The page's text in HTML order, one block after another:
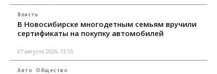
Власть
В Новосибирске многодетным семьям вручили
сертификаты на покупку автомобилей
07 августа 2026, 13:55
Авто Общество